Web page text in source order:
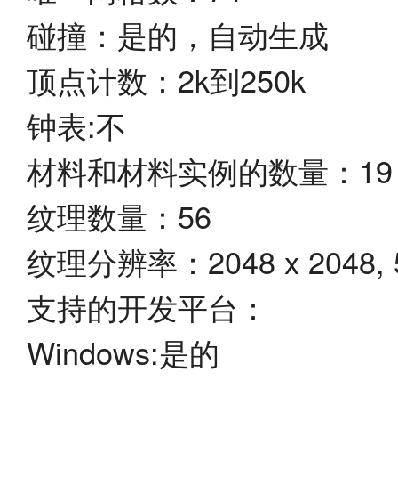
碰撞：是的，自动生成
顶点计数：2k到250k
钟表:不
材料和材料实例的数量：19
纹理数量：56
纹理分辨率：2048 x
支持的开发平台：
Windows:是的